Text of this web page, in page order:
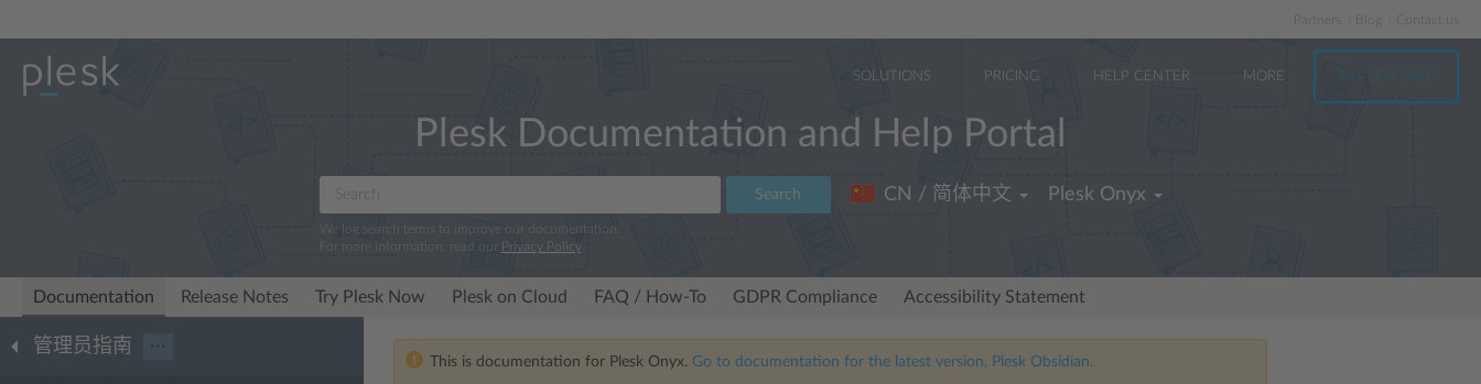
Partners
SOLUTIONS PRICING HELP CENTER MORE TRY FOR FREE
Plesk Documentation and Help Portal
Search
We log search terms to improve our documentation.
For more information, read our Privacy Policy.
CN / 简体中文 Plesk Onyx
Documentation Release Notes Try Plesk Now Plesk on Cloud FAQ / How-To GDPR Compliance Accessibility Statement
管理员指南 ···
This is documentation for Plesk Onyx. Go to documentation for the latest version, Plesk Obsidian.